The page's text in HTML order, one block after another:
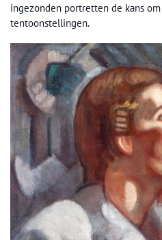
ingezonden portretten de kans
tentoonstellingen.